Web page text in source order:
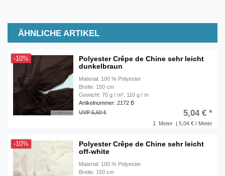
ÄHNLICHE ARTIKEL
-10%
Polyester Crêpe de Chine sehr leicht
dunkelbraun
Material: 100 % Polyester
Breite: 150 cm
Gewicht: 70 g / m²; 110 g / m
Artikelnummer: 2172 B
1 Meter | 5,04 € / Meter
UVP 5,60 € 5,04 € *
-10%
Polyester Crêpe de Chine sehr leicht
off-white
Material: 100 % Polyester
Breite: 150 cm